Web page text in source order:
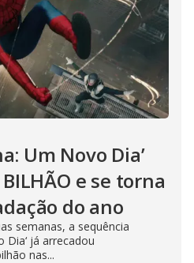
Um Novo Dia’
e se torna
do ano
semanas, a sequência
Dia‘ já arrecadou
nas...